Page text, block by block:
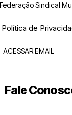
Federação Sindical
Política de
ACESSAR EMAIL
Fale